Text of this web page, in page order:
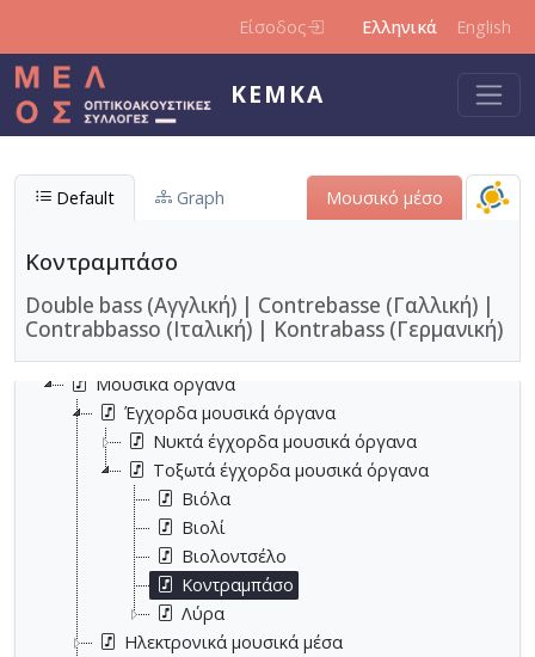
Είσοδος Ελληνικά English
ΚΕΜΚΑ
Default Graph Μουσικό μέσο
Κοντραμπάσο
Double bass (Αγγλική) | Contrebasse (Γαλλική) |
Contrabbasso (Ιταλική) | Kontrabass (Γερμανική)
Μουσικά όργανα
Έγχορδα μουσικά όργανα
Νυκτά έγχορδα μουσικά όργανα
Τοξωτά έγχορδα μουσικά όργανα
Βιόλα
Βιολί
Βιολοντσέλο
Κοντραμπάσο
Λύρα
Ηλεκτρονικά μουσικά μέσα